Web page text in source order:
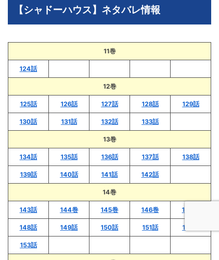
【シャドーハウス】ネタバレ情報
11巻
124話
12巻
125話 126話 127話 128話 129話
130話 131話 132話 133話
13巻
134話 135話 136話 137話 138話
139話 140話 141話 142話
14巻
143話 144巻 145巻 146巻 147話
148話 149話 150話 151話 152話
153話